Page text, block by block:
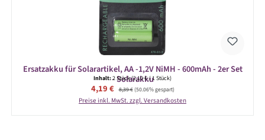
Ersatzakku für Solarartikel, AA -1,2V NiMH - 600mAh - 2er Set
- Solarakku
Inhalt:2 Stück(2,10 € / 1 Stück)
Verkaufspreis:
4,19 € Regulärer Preis:
8,39 €(50.06% gespart)
Preise inkl. MwSt. zzgl. Versandkosten